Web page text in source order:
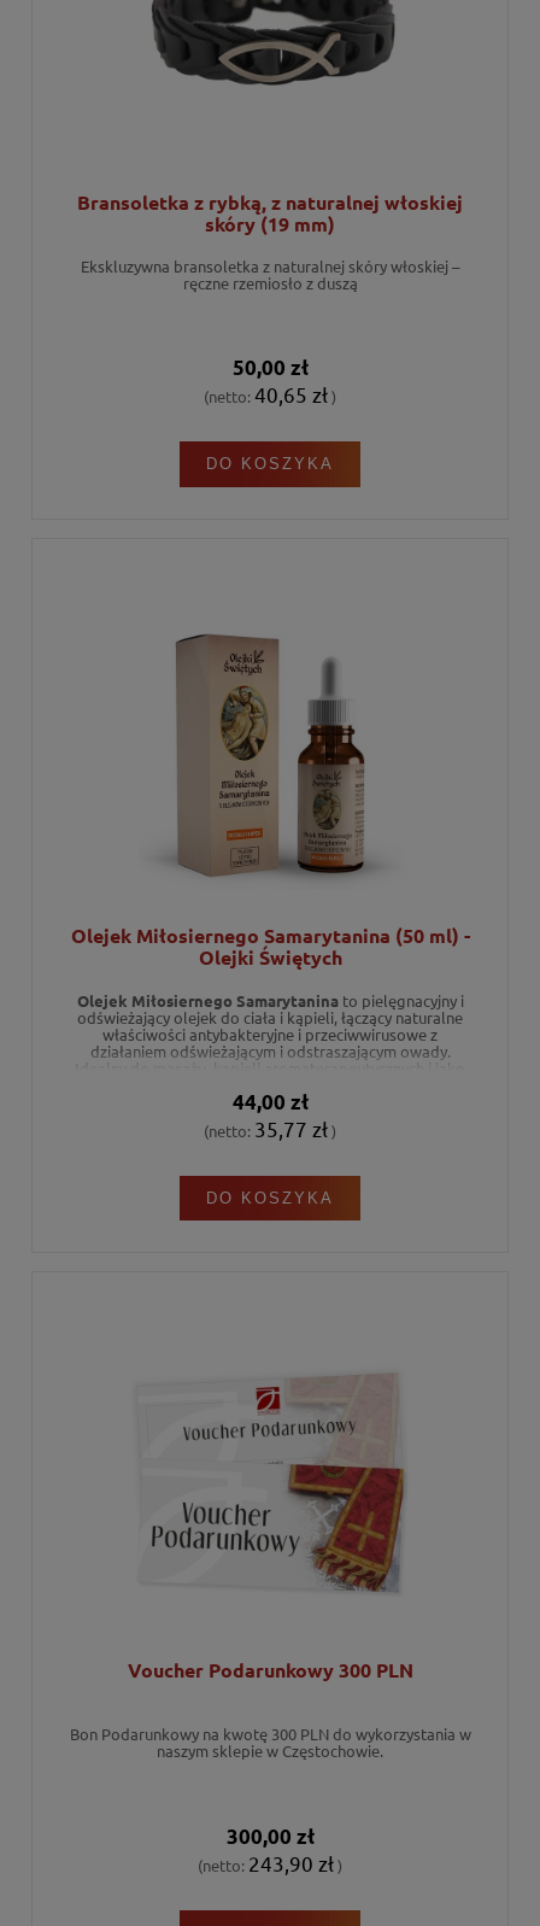
Bransoletka z rybką, z naturalnej włoskiej
skóry (19 mm)
Ekskluzywna bransoletka z naturalnej skóry włoskiej –
ręczne rzemiosło z duszą
50,00 zł
(netto: 40,65 zł)
DO KOSZYKA
Olejek Miłosiernego Samarytanina (50 ml) -
Olejki Świętych
Olejek Miłosiernego Samarytaninato pielęgnacyjny i
odświeżający olejek do ciała i kąpieli, łączący naturalne
właściwości antybakteryjne i przeciwwirusowe z
działaniem odświeżającym i odstraszającym owady.
Idealny do masażu, kąpieli aromaterapeutycznych i jako
olejki eteryczne, m.in. eukaliptusowy, cytrynowy,
rozmarynowy i cynamonowy.Składniki naturalne
przyjazne dla zdrowia i środowiska.
44,00 zł
(netto: 35,77 zł)
DO KOSZYKA
Voucher Podarunkowy 300 PLN
Bon Podarunkowy na kwotę 300 PLN do wykorzystania w
naszym sklepie w Częstochowie.
300,00 zł
(netto: 243,90 zł)